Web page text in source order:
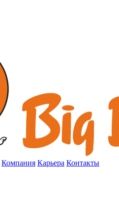
Компания Карьера Контакты